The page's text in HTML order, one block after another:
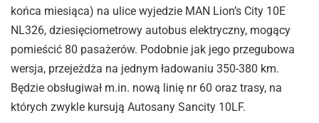
końca miesiąca) na ulice wyjedzie MAN Lion’s City 10E
NL326, dziesięciometrowy autobus elektryczny, mogący
pomieścić 80 pasażerów. Podobnie jak jego przegubowa
wersja, przejeżdża na jednym ładowaniu 350-380 km.
Będzie obsługiwał m.in. nową linię nr 60 oraz trasy, na
których zwykle kursują Autosany Sancity 10LF.